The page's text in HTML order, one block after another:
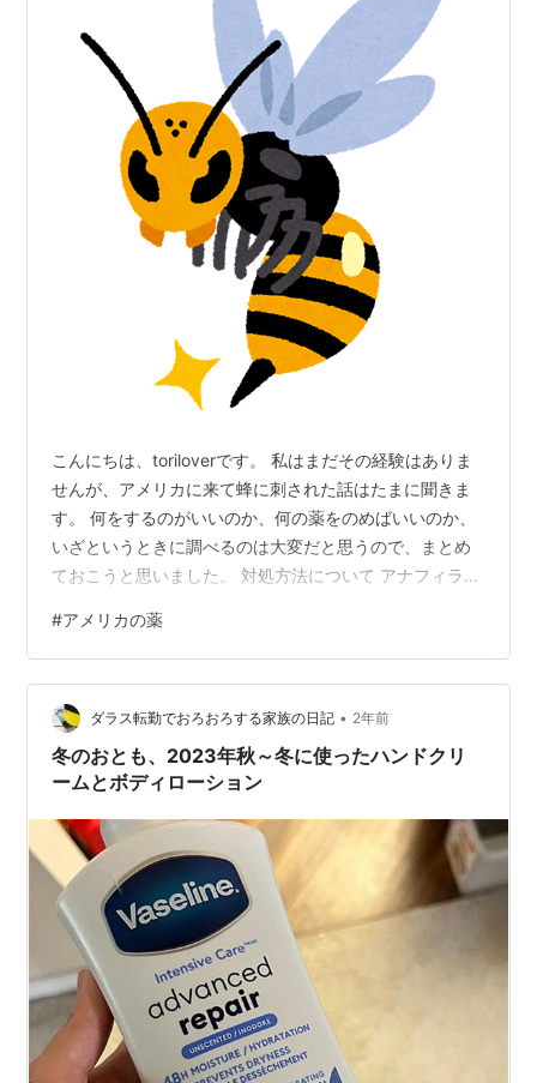
こんにちは、toriloverです。 私はまだその経験はありま
せんが、アメリカに来て蜂に刺された話はたまに聞きま
す。 何をするのがいいのか、何の薬をのめばいいのか、
いざというときに調べるのは大変だと思うので、まとめ
ておこうと思いました。 対処方法について アナフィラキ
のサイトにわかりやすくまとまっていました。 すぐに必
要な部分を抜粋しました。 www.jlifeus.com 1. 皮膚に残
ったハチの針を、爪やバターナイフなどで、はらうよう
に取り除きます。動画の画像は不鮮明ですが、針に逆ら
わない方向にはらいます(末尾の動画に1分32秒…
#アメリカの薬
ダラス転勤でおろおろする家族の日記 • 2年前
冬のおとも、2023年秋～冬に使ったハンドクリ
ームとボディローション